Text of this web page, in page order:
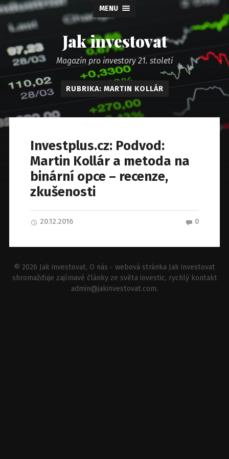
MENU
Jak investovat
Magazín pro investory 21. století
RUBRIKA: MARTIN KOLLÁR
Investplus.cz: Podvod:
Martin Kollár a metoda na
binární opce – recenze,
zkušenosti
20.12.2016 0
© 2026 Jak investovat, O nás - webová stránka Jak investovat
shromažďuje zajímavé články ze světa investic, rychlý kontakt
admin@jakinvestovat.com.